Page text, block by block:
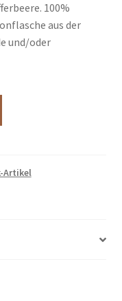
100%
aus der
und/oder
Artikel